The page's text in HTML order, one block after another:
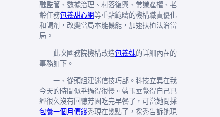
融監管、數據治理、村落復興、常識產權、老
齡任務包養甜心網等重點範疇的機構職責優化
和調劑，改變當局本能機能，加速扶植法治當
局。
此次國務院機構改造包養妹的詳細內在的
事務如下。
一、從頭組建迷信技巧部。科技立異在我
今天的時間似乎過得很慢。藍玉華覺得自己已
經很久沒有回聽芳園吃完早餐了，可當她問採
包養一個月價錢秀現在幾點了，採秀告訴她現